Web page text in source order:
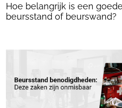
Hoe belangrijk is een
beursstand of beurswand?